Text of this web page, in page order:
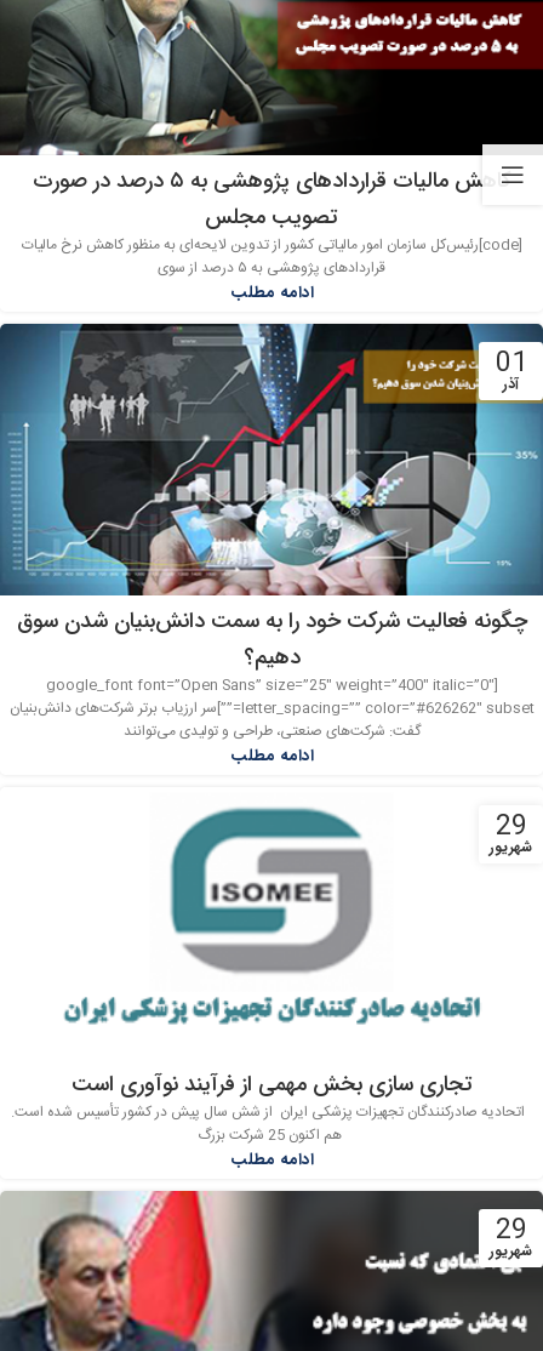
کاهش مالیات قراردادهای پژوهشی به ۵ درصد در صورت
تصویب مجلس
[code]رئیس‌کل سازمان امور مالیاتی کشور از تدوین لایحه‌ای به منظور کاهش نرخ مالیات
قراردادهای پژوهشی به ۵ درصد از سوی
ادامه مطلب
01
آذر
چگونه فعالیت شرکت خود را به سمت دانش‌بنیان شدن سوق
دهیم؟
[google_font font=”Open Sans” size=”25″ weight=”400″ italic=”0″
letter_spacing=”” color=”#626262″ subset=””]سر ارزیاب برتر شرکت‌های دانش‌بنیان
گفت: شرکت‌های صنعتی، طراحی و تولیدی می‌توانند
ادامه مطلب
29
شهریور
تجاری سازی بخش مهمی از فرآیند نوآوری است
اتحادیه صادرکنندگان تجهیزات پزشکی ایران از شش سال پیش در کشور تأسیس شده است.
هم اکنون 25 شرکت بزرگ
ادامه مطلب
29
شهریور